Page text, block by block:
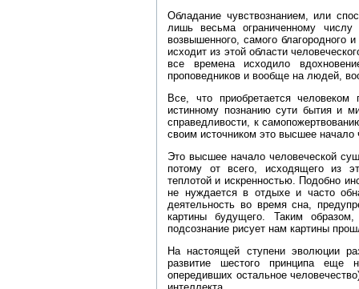
Обладание чувствознанием, или
лишь весьма ограниченному
возвышенного, самого благородного
исходит из этой области
все времена исходило
проповедников и вообще на людей,
Все, что приобретается
истинному познанию сути бытия и
справедливости, к
своим источником это высшее начало
Это высшее начало человеческой
потому от всего, исходящего из
теплотой и искренностью. Подобно
не нуждается в отдыхе и часто
деятельность во время сна,
картины будущего. Таким
подсознание рисует нам картины
На настоящей ступени эволюции
развитие шестого принципа еще
опередивших остальное